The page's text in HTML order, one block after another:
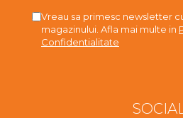
Vreau sa primesc newsletter
magazinului. Afla mai multe in
Confidentialitate
SOCIAL